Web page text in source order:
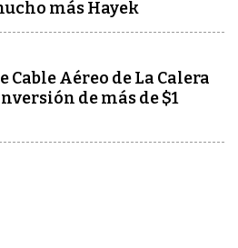
más Hayek
Cable Aéreo de La Calera
de más de $1